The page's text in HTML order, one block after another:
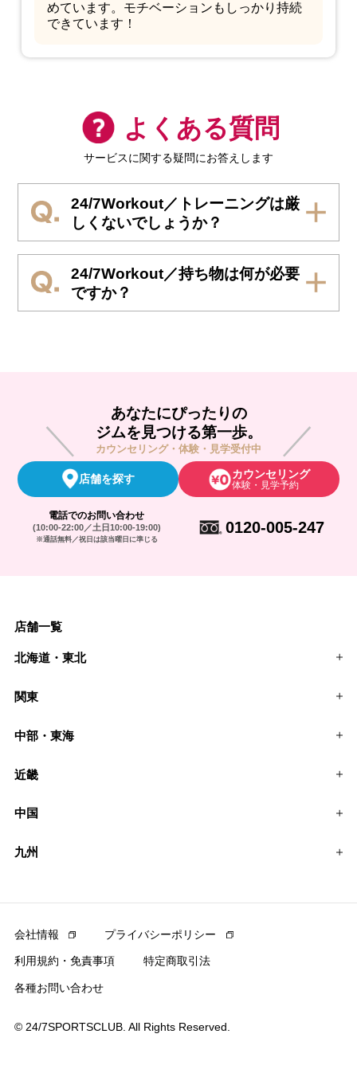
めています。モチベーションもしっかり持続
できています！
よくある質問
サービスに関する疑問にお答えします
24/7Workout／トレーニングは厳
しくないでしょうか？
24/7Workout／持ち物は何が必要
ですか？
あなたにぴったりの
ジムを見つける第一歩。
カウンセリング・体験・見学受付中
店舗を探す カウンセリング
体験・見学予約
電話でのお問い合わせ
(10:00-22:00／土日10:00-19:00)
※通話無料／祝日は該当曜日に準じる
0120-005-247
店舗一覧
北海道・東北
関東
中部・東海
近畿
中国
九州
会社情報 プライバシーポリシー
利用規約・免責事項 特定商取引法
各種お問い合わせ
© 24/7SPORTSCLUB. All Rights Reserved.